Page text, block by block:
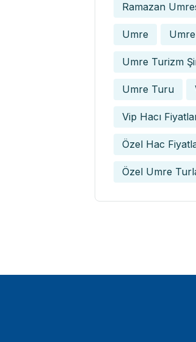
Ramazan
Umre
Umre Turizm
Umre Turu
Vip Hacı
Özel Hac
Özel Umre